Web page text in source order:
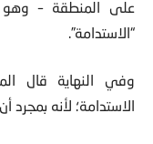
“الاستدامة”.
الاستدامة؛ لأنه بمجرد